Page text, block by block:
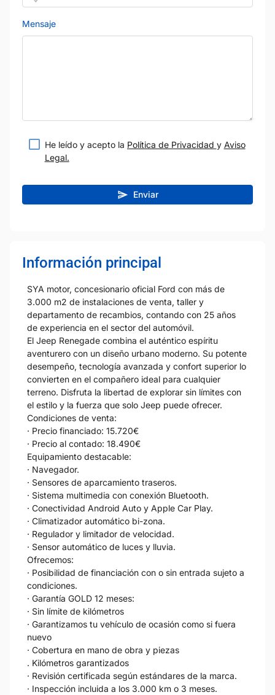
Mensaje
He leído y acepto la Política de Privacidad y Aviso
Legal.
Enviar
Información principal
SYA motor, concesionario oficial Ford con más de
3.000 m2 de instalaciones de venta, taller y
departamento de recambios, contando con 25 años
de experiencia en el sector del automóvil.
El Jeep Renegade combina el auténtico espíritu
aventurero con un diseño urbano moderno. Su potente
desempeño, tecnología avanzada y confort superior lo
convierten en el compañero ideal para cualquier
terreno. Disfruta la libertad de explorar sin límites con
el estilo y la fuerza que solo Jeep puede ofrecer.
Condiciones de venta:
· Precio financiado: 15.720€
· Precio al contado: 18.490€
Equipamiento destacable:
· Navegador.
· Sensores de aparcamiento traseros.
· Sistema multimedia con conexión Bluetooth.
· Conectividad Android Auto y Apple Car Play.
· Climatizador automático bi-zona.
· Regulador y limitador de velocidad.
· Sensor automático de luces y lluvia.
Ofrecemos:
· Posibilidad de financiación con o sin entrada sujeto a
condiciones.
· Garantía GOLD 12 meses:
· Sin límite de kilómetros
· Garantizamos tu vehículo de ocasión como si fuera
nuevo
· Cobertura en mano de obra y piezas
. Kilómetros garantizados
· Revisión certificada según estándares de la marca.
· Inspección incluida a los 3.000 km o 3 meses.